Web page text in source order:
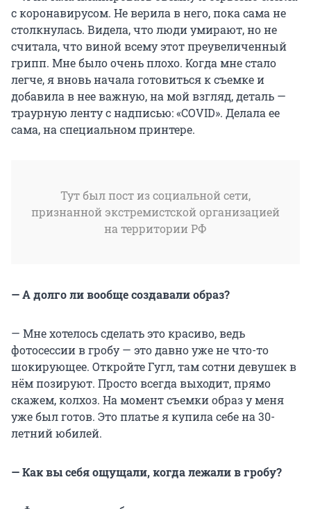
с коронавирусом. Не верила в него, пока сама не
столкнулась. Видела, что люди умирают, но не
считала, что виной всему этот преувеличенный
грипп. Мне было очень плохо. Когда мне стало
легче, я вновь начала готовиться к съемке и
добавила в нее важную, на мой взгляд, деталь —
траурную ленту с надписью: «COVID». Делала ее
сама, на специальном принтере.
Тут был пост из социальной сети,
признанной экстремистской организацией
на территории РФ
— А долго ли вообще создавали образ?
— Мне хотелось сделать это красиво, ведь
фотосессии в гробу — это давно уже не что-то
шокирующее. Откройте Гугл, там сотни девушек в
нём позируют. Просто всегда выходит, прямо
скажем, колхоз. На момент съемки образ у меня
уже был готов. Это платье я купила себе на 30-
летний юбилей.
— Как вы себя ощущали, когда лежали в гробу?